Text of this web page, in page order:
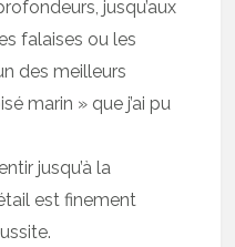
jusqu’aux
falaises ou les
des meilleurs
marin » que j’ai pu
jusqu’à la
est finement